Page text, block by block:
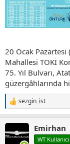
20 Ocak Pazartesi
Mahallesi TOKİ
75. Yıl Bulvarı,
güzergâhlarında
T
e
i
sezgin_ist
Emirhan
WT Kullanıcı